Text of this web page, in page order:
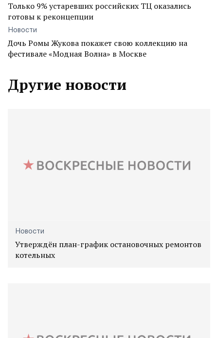
Только 9% устаревших российских ТЦ оказались
готовы к реконцепции
Новости
Дочь Ромы Жукова покажет свою коллекцию на
фестивале «Модная Волна» в Москве
Другие новости
Новости
Утверждён план-график остановочных ремонтов
котельных